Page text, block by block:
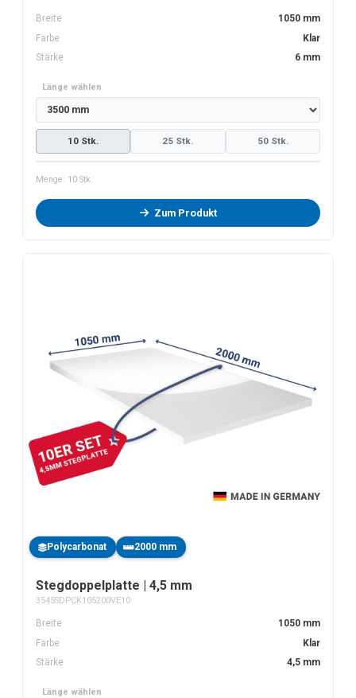
Breite
1050 mm
Farbe
Klar
Stärke
6 mm
Länge wählen
10 Stk. 25 Stk. 50 Stk.
Menge: 10 Stk.
Zum Produkt
Polycarbonat 2000 mm
Stegdoppelplatte | 4,5 mm
3545SDPCK105200VE10
Breite
1050 mm
Farbe
Klar
Stärke
4,5 mm
Länge wählen